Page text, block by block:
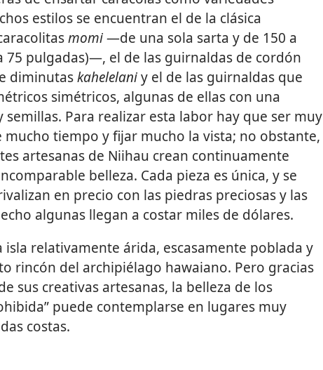
estilos se encuentran el de la clásica
momi—de una sola sarta y de 150 a
75 pulgadas)—, el de las guirnaldas de cordón
diminutaskahelelaniy el de las guirnaldas que
simétricos, algunas de ellas con una
semillas. Para realizar esta labor hay que ser muy
tiempo y fijar mucho la vista; no obstante,
artesanas de Niihau crean continuamente
belleza. Cada pieza es única, y se
en precio con las piedras preciosas y las
algunas llegan a costar miles de dólares.
isla relativamente árida, escasamente poblada y
rincón del archipiélago hawaiano. Pero gracias
sus creativas artesanas, la belleza de los
puede contemplarse en lugares muy
costas.